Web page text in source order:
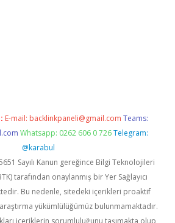
E-mail: backlinkpaneli@gmail.com Teams:
Whatsapp: 0262 606 0 726 Telegram:
@karabul
Sayılı Kanun gereğince Bilgi Teknolojileri
tarafından onaylanmış bir Yer Sağlayıcı
Bu nedenle, sitedeki içerikleri proaktif
yükümlülüğümüz bulunmamaktadır.
içeriklerin sorumluluğunu taşımakta olup,